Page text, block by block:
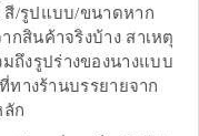
สี/รูปแบบ/ขนาดหาก
สินค้าจริงบ้าง สาเหตุ
ถึงรูปร่างของนางแบบ
ทางร้านบรรยายจาก
ลัก